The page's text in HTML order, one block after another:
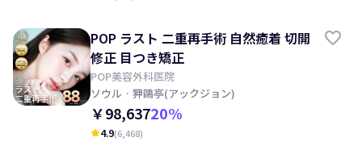
POP ラスト 二重再手術 自然癒着 切開
修正 目つき矯正
POP美容外科医院
ソウル · 狎鷗亭(アックジョン)
￥98,63720%
kid_star4.9(6,468)